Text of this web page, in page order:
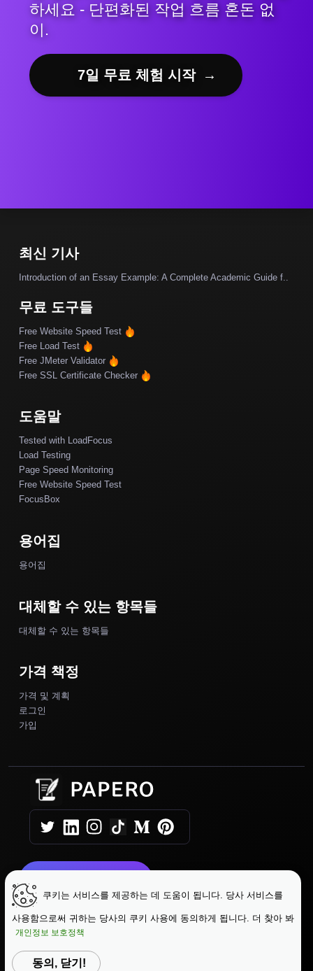
하세요 - 단편화된 작업 흐름 혼돈 없
이.
7일 무료 체험 시작 →
최신 기사
Introduction of an Essay Example: A Complete Academic Guide f..
무료 도구들
Free Website Speed Test
Free Load Test
Free JMeter Validator
Free SSL Certificate Checker
도움말
Tested with LoadFocus
Load Testing
Page Speed Monitoring
Free Website Speed Test
FocusBox
용어집
용어집
대체할 수 있는 항목들
대체할 수 있는 항목들
가격 책정
가격 및 계획
로그인
가입
Copyright © 2025 Papero | 이용약관 |
개인 정보 보호 정책
쿠키는 서비스를 제공하는 데 도움이 됩니다. 당사 서비스를
사용함으로써 귀하는 당사의 쿠키 사용에 동의하게 됩니다. 더 찾아 봐
개인정보 보호정책
동의, 닫기!